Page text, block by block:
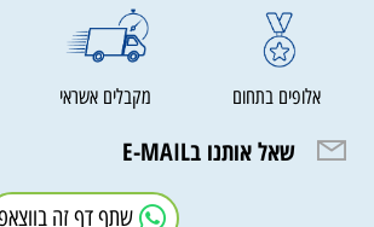
אלופים בתחום מקבלים אשראי
שאל אותנו בE-MAIL
שתף דף זה בווצאפ